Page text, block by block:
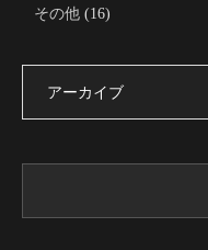
その他(16)
アーカイブ